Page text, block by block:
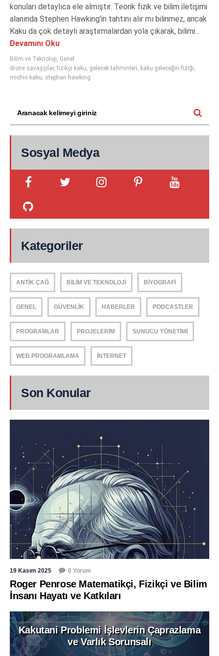
konuları detaylıca ele almıştır. Teorik fizik ve bilim iletişimi
alanında Stephen Hawking’in tahtını alır mı bilinmez, ancak
Kaku da çok detaylı araştırmalardan yola çıkarak, bilimi...
Devamını Oku
Bilim ve Teknoloji, Genel
drone savaşçılar, fizikçi kaku, gelecek tahminleri, kaku geleceğin fiziği,
michio kaku, stephan hawking
Sosyal Medya
Kategoriler
ANTIK ÇAĞ BILIM VE TEKNOLOJI BIYOGRAFI
GENEL GÜVENLIK HABERLER PODCASTLER
PROGRAMLAR PROJELERIM SUNUCU YÖNETIMI
WEB PROGRAMLAMA İNTERNET
Son Konular
19 Kasım 2025 0 Yorum
Roger Penrose Matematikçi, Fizikçi ve Bilim
İnsanı Hayatı ve Katkıları
Kakutani Problemi İşlevlerin Çaprazlama
ve Varlık Sorunsalı